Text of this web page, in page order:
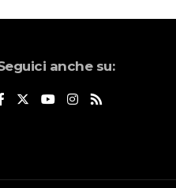
anche su: